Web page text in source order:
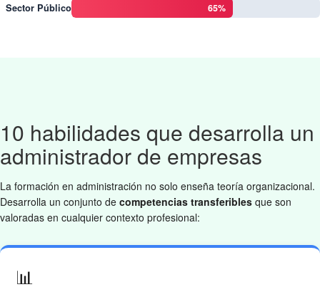
Sector Público 65%
10 habilidades que desarrolla un
administrador de empresas
La formación en administración no solo enseña teoría organizacional.
Desarrolla un conjunto de competencias transferibles que son
valoradas en cualquier contexto profesional:
📊